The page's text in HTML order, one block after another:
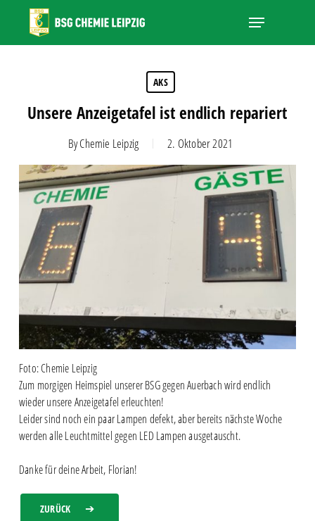
main
Menu
AKS
Unsere Anzeigetafel ist endlich repariert
ByChemie Leipzig 2. Oktober 2021
Foto: Chemie Leipzig
Zum morgigen Heimspiel unserer BSG gegen Auerbach wird endlich
wieder unsere Anzeigetafel erleuchten!
Leider sind noch ein paar Lampen defekt, aber bereits nächste Woche
werden alle Leuchtmittel gegen LED Lampen ausgetauscht.
Danke für deine Arbeit, Florian!
ZURÜCK
Close